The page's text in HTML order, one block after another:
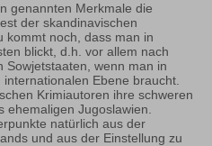
genannten Merkmale die
der skandinavischen
kommt noch, dass man in
blickt, d.h. vor allem nach
Sowjetstaaten, wenn man in
Ebene braucht.
Krimiautoren ihre schweren
ehemaligen Jugoslawien.
natürlich aus der
und aus der Einstellung zu